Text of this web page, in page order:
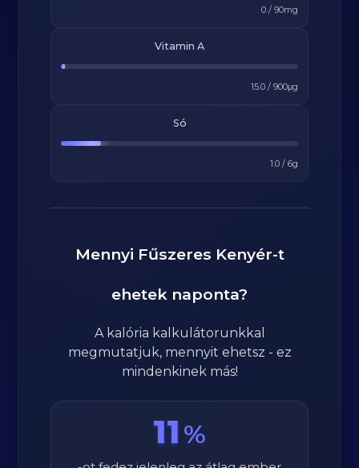
0/ 90mg
Vitamin A
15.0/ 900μg
Só
1.0/ 6g
Mennyi Fűszeres Kenyér-t
ehetek naponta?
A kalória kalkulátorunkkal
megmutatjuk, mennyit ehetsz - ez
mindenkinek más!
11 %